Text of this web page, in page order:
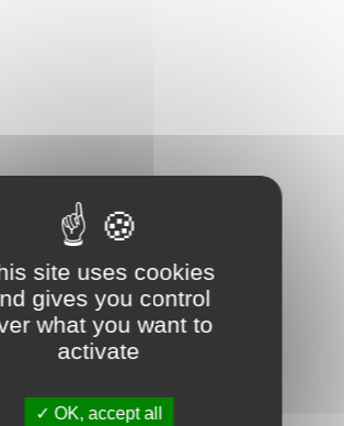
site uses cookies
gives you control
what you want to
activate
OK, accept all